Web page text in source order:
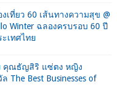
เที่ยว 60 เส้นทางความสุข @
Winter ฉลองครบรอบ 60 ปี
เทศไทย
คุณธัญสิริ แซ่ตง หญิง
The Best Businesses of